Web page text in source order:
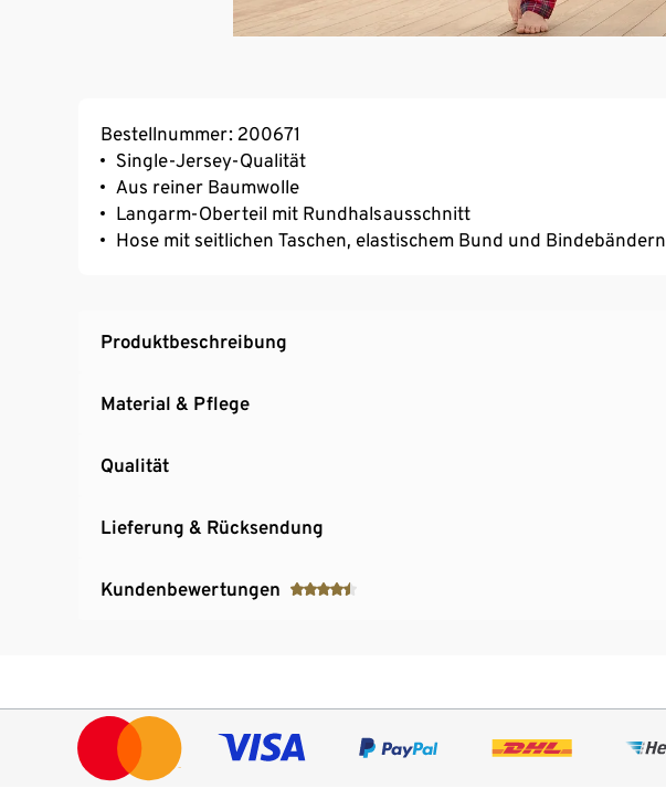
Bestellnummer: 200671
Single-Jersey-Qualität
Aus reiner Baumwolle
Langarm-Oberteil mit Rundhalsausschnitt
Hose mit seitlichen Taschen, elastischem Bund und Bindebändern
Produktbeschreibung
Material & Pflege
Qualität
Lieferung & Rücksendung
Kundenbewertungen